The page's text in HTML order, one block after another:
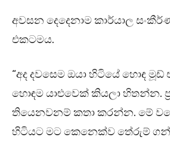
අවසන දෙදෙනාම කාර්යාල
එකටමය.
“අද දවසෙම ඔයා හිටියේ හොඳ
හොඳම යාළුවෙක් කියලා හිතන්න.
තියෙනවනම් කතා කරන්න. මේ
හිටියට මට කෙනෙක්ව තේරුම්